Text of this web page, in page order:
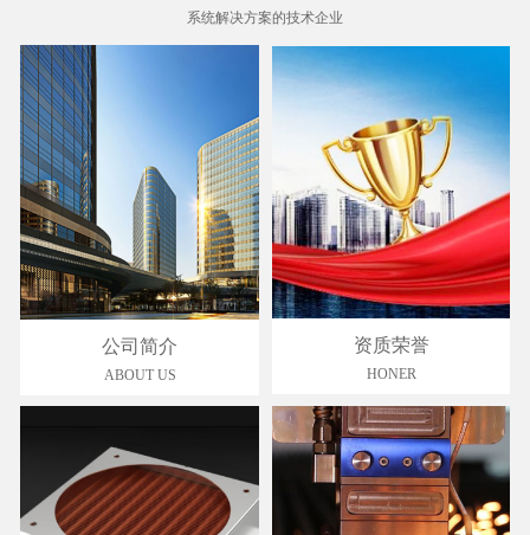
系统解决方案的技术企业
公司简介
ABOUT US
资质荣誉
HONER